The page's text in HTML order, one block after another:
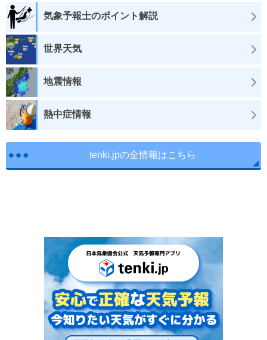
気象予報士のポイント解説
世界天気
地震情報
熱中症情報
tenki.jpの全情報はこちら